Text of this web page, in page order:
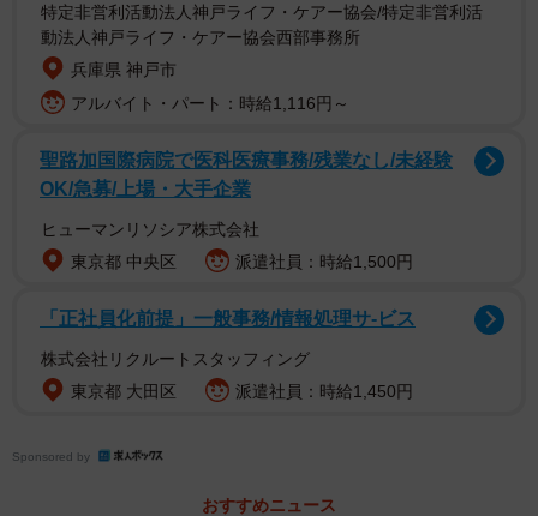
護衛艦あけぼのでレーダー監視する隊員（海上自衛隊護衛艦隊【公式】X
より）
海上自衛隊護衛艦隊【公式】Xは「レーダーにより厳正な監
視を行う隊員達」というメッセージに「海賊対処行動」な
パンダカバーについては、「子どもの靴下では」という見
方もありましたが、イスの脚に付けるパンダ顔のイス脚ソ
ら、「調べたらダイソーの椅子カバーっぽいな」という見
特定非営利活動法人神戸ライフ・ケアー協会/特定非営利活
動法人神戸ライフ・ケアー協会西部事務所
兵庫県 神戸市
アルバイト・パート：時給1,116円～
聖路加国際病院で医科医療事務/残業なし/未経験
OK/急募/上場・大手企業
ヒューマンリソシア株式会社
東京都 中央区
派遣社員：時給1,500円
「正社員化前提」一般事務/情報処理サ-ビス
株式会社リクルートスタッフィング
東京都 大田区
派遣社員：時給1,450円
Sponsored by
おすすめニュース